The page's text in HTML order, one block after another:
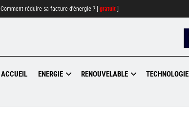
Comment réduire sa facture d'énergie ? [ gratuit
ACCUEIL ENERGIE RENOUVELABLE TECHNOLOGIE